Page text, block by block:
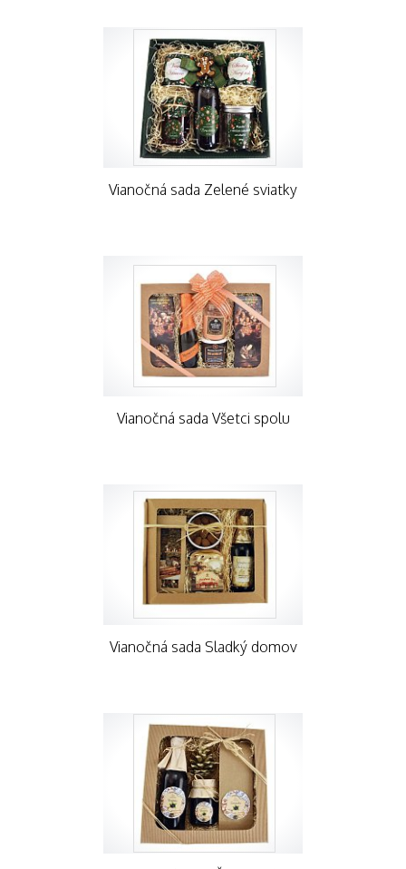
Vianočná sada Zelené sviatky
Vianočná sada Všetci spolu
Vianočná sada Sladký domov